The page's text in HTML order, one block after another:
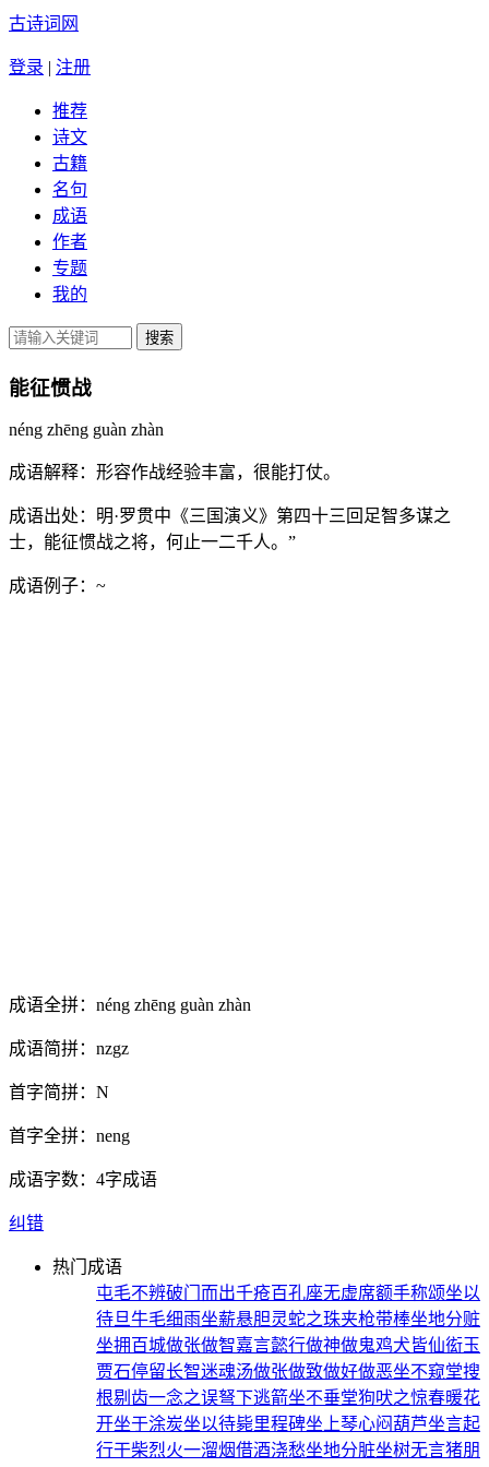
古诗词网
登录 | 注册
推荐
诗文
古籍
名句
成语
作者
专题
我的
能征惯战
néng zhēng guàn zhàn
成语解释： 形容作战经验丰富，很能打仗。
成语出处： 明·罗贯中《三国演义》第四十三回足智多谋之
士，能征惯战之将，何止一二千人。”
成语例子： ~
成语全拼： néng zhēng guàn zhàn
成语简拼： nzgz
首字简拼： N
首字全拼： neng
成语字数： 4字成语
纠错
热门成语
屯毛不辨破门而出千疮百孔座无虚席额手称颂坐以
待旦牛毛细雨坐薪悬胆灵蛇之珠夹枪带棒坐地分赃
坐拥百城做张做智嘉言懿行做神做鬼鸡犬皆仙衒玉
贾石停留长智迷魂汤做张做致做好做恶坐不窥堂搜
根剔齿一念之误弩下逃箭坐不垂堂狗吠之惊春暖花
开坐于涂炭坐以待毙里程碑坐上琴心闷葫芦坐言起
行干柴烈火一溜烟借酒浇愁坐地分脏坐树无言猪朋